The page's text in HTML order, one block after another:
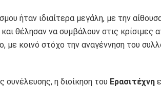
ήταν ιδιαίτερα μεγάλη, με την
και θέλησαν να συμβάλουν στις
με κοινό στόχο την αναγέννηση του
συνέλευσης, η διοίκηση του Ερασιτέχνη